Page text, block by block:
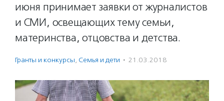
июня принимает заявки от журналистов
и СМИ, освещающих тему семьи,
материнства, отцовства и детства.
Гранты и конкурсы, Семья и дети · 21.03.2018